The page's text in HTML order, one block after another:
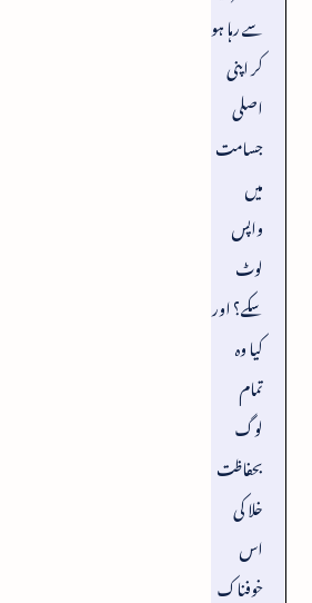
سے رہا ہو
کر اپنی
اصلی
جسامت
میں
واپس
لوٹ
سکے؟ اور
کیا وہ
تمام
لوگ
بحفاظت
خلا کی
اس
خوفناک